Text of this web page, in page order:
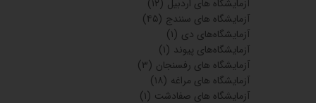
آزمایشگاه های اردبیل (۱۲)
آزمایشگاه های سنندج (۴۵)
آزمایشگاه‌های دی (۱)
آزمایشگاه‌های پیوند (۱)
آزمایشگاه های رفسنجان (۳)
آزمایشگاه های مراغه (۱۸)
آزمایشگاه های صفادشت (۱)